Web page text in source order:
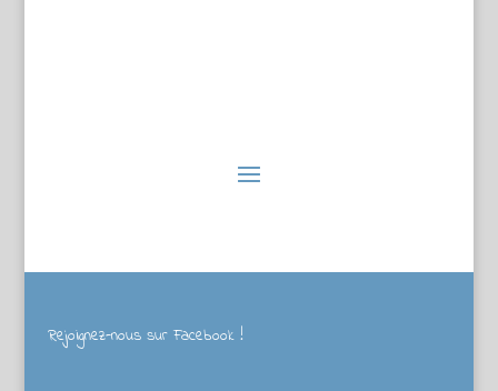
Rejoignez-nous sur Facebook !